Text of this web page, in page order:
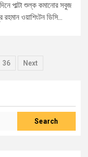
পাল্টা শুল্ক কমানোর সবুজ
ওয়াশিংটন ডিসি...
36 Next
Search